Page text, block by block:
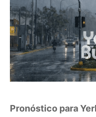
Pronóstico para